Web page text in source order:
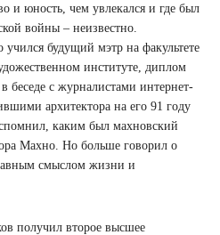
и юность, чем увлекался и где был
войны – неизвестно.
будущий мэтр на факультете
институте, диплом
беседе с журналистами интернет-
архитектора на его 91 году
каким был махновский
Махно. Но больше говорил о
смыслом жизни и
получил второе высшее